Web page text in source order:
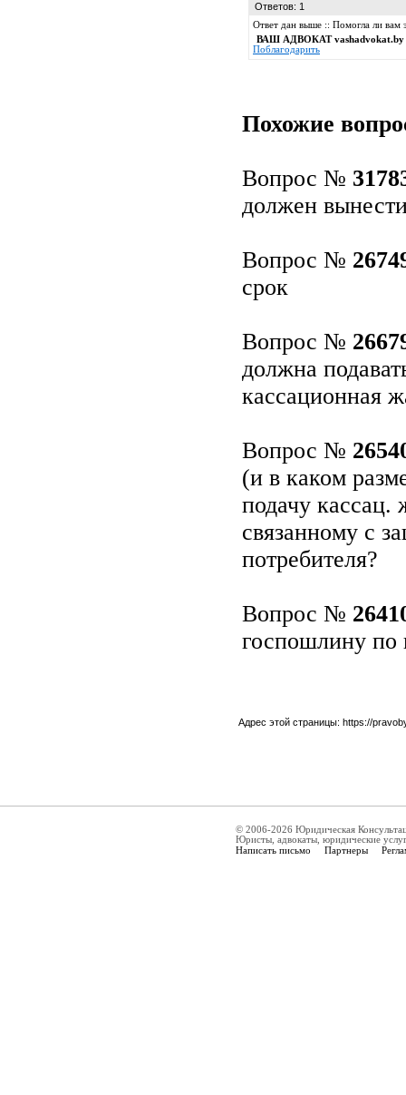
Ответов: 1
Ответ дан выше :: Помогла ли вам
ВАШ АДВОКАТ vashadvokat.by
Поблагодарить
Похожие
Вопрос №
должен
Вопрос №
срок
Вопрос №
должна
кассационная
Вопрос №
(и в каком
подачу
связанному с
потребителя?
Вопрос №
госпошлину по
Адрес этой страницы: https://
© 2006-2026 Юридическая
Юристы, адвокаты, юридические
Написать письмо Партнеры